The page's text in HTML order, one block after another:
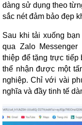
dàng sử dụng theo
sắc nét đảm bảo đẹp
Sau khi tải xuống
qua Zalo
thiệp để tặng trực tiếp
thể nhận được một
nghiệp. Chỉ với vài
nghĩa và đầy tinh tế